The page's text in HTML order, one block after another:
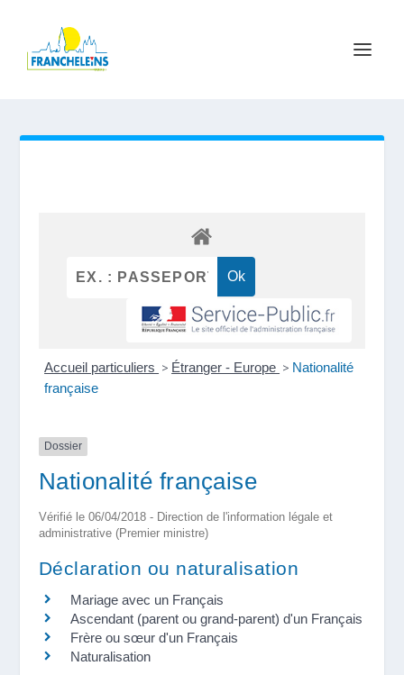
Accueil particuliers > Étranger - Europe > Nationalité
française
Dossier
Nationalité française
Vérifié le 06/04/2018 - Direction de l'information légale et
administrative (Premier ministre)
Déclaration ou naturalisation
Mariage avec un Français
Ascendant (parent ou grand-parent) d'un Français
Frère ou sœur d'un Français
Naturalisation